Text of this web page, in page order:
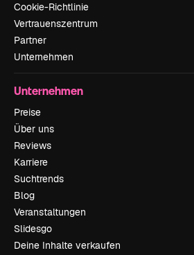
Cookie-Richtlinie
Vertrauenszentrum
Partner
Unternehmen
Unternehmen
Preise
Über uns
Reviews
Karriere
Suchtrends
Blog
Veranstaltungen
Slidesgo
Deine Inhalte verkaufen